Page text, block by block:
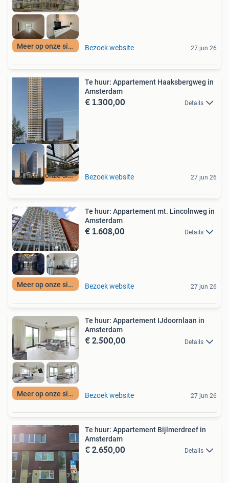
Meer op onze site Bezoek website 27 jun 26
Meer op onze site
Te huur: Appartement Haaksbergweg in
Amsterdam
€ 1.300,00 Details
Bezoek website 27 jun 26
Meer op onze site
Te huur: Appartement mt. Lincolnweg in
Amsterdam
€ 1.608,00 Details
Bezoek website 27 jun 26
Meer op onze site
Te huur: Appartement IJdoornlaan in
Amsterdam
€ 2.500,00 Details
Bezoek website 27 jun 26
Te huur: Appartement Bijlmerdreef in
Amsterdam
€ 2.650,00 Details